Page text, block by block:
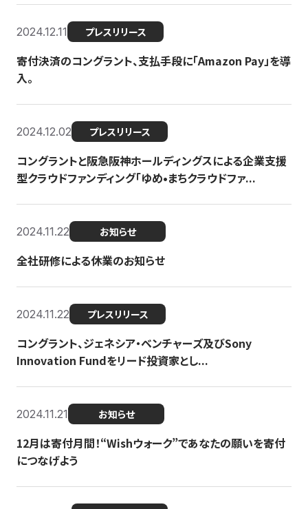
2024.12.11 プレスリリース
寄付決済のコングラント、支払手段に「Amazon Pay」を導
入。
2024.12.02 プレスリリース
コングラントと阪急阪神ホールディングスによる企業支援
型クラウドファンディング「ゆめ•まちクラウドファ...
2024.11.22 お知らせ
全社研修による休業のお知らせ
2024.11.22 プレスリリース
コングラント、ジェネシア・ベンチャーズ及びSony
Innovation Fundをリード投資家とし...
2024.11.21 お知らせ
12月は寄付月間！“Wishウォーク”であなたの願いを寄付
につなげよう